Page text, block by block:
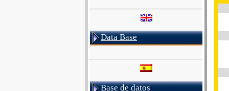
Data Base
Base de datos